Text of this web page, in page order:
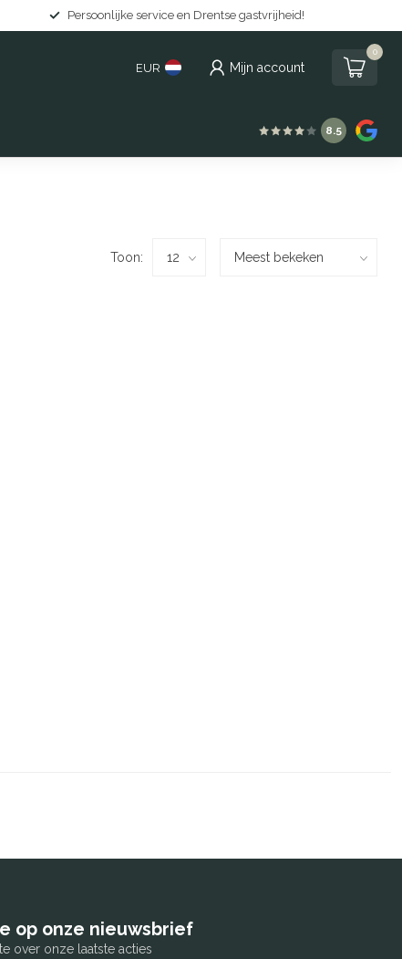
Persoonlijke service en Drentse gastvrijheid!
EUR Mijn account
0
8.5
Toon:
op onze nieuwsbrief
over onze laatste acties